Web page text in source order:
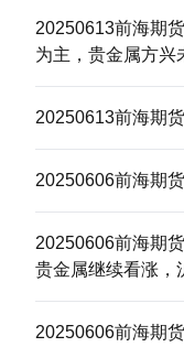
20250613前海期
为主，贵金属方兴
20250613前海期
20250606前海期
20250606前海期
贵金属继续看涨，
20250606前海期